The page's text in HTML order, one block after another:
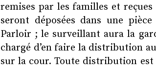
remises par les familles et
seront déposées dans une
Parloir ; le surveillant aura la
chargé d’en faire la distribution
sur la cour. Toute distribution